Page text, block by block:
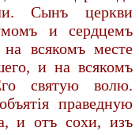
Сынъ церкви
и сердцемъ
всякомъ месте
и на всякомъ
святую волю.
праведную
и отъ сохи, изъ